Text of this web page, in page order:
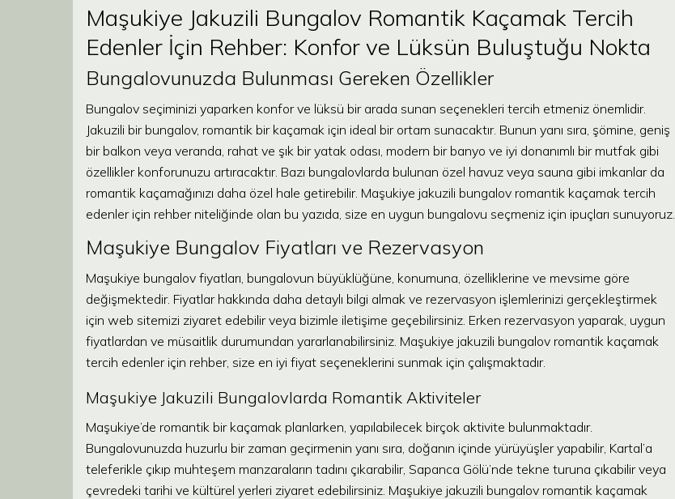
Maşukiye Jakuzili Bungalov Romantik Kaçamak Tercih
Edenler İçin Rehber: Konfor ve Lüksün Buluştuğu Nokta
Bungalovunuzda Bulunması Gereken Özellikler
Bungalov seçiminizi yaparken konfor ve lüksü bir arada sunan seçenekleri tercih etmeniz önemlidir.
Jakuzili bir bungalov, romantik bir kaçamak için ideal bir ortam sunacaktır. Bunun yanı sıra, şömine, geniş
bir balkon veya veranda, rahat ve şık bir yatak odası, modern bir banyo ve iyi donanımlı bir mutfak gibi
özellikler konforunuzu artıracaktır. Bazı bungalovlarda bulunan özel havuz veya sauna gibi imkanlar da
romantik kaçamağınızı daha özel hale getirebilir. Maşukiye jakuzili bungalov romantik kaçamak tercih
edenler için rehber niteliğinde olan bu yazıda, size en uygun bungalovu seçmeniz için ipuçları sunuyoruz.
Maşukiye Bungalov Fiyatları ve Rezervasyon
Maşukiye bungalov fiyatları, bungalovun büyüklüğüne, konumuna, özelliklerine ve mevsime göre
değişmektedir. Fiyatlar hakkında daha detaylı bilgi almak ve rezervasyon işlemlerinizi gerçekleştirmek
için web sitemizi ziyaret edebilir veya bizimle iletişime geçebilirsiniz. Erken rezervasyon yaparak, uygun
fiyatlardan ve müsaitlik durumundan yararlanabilirsiniz. Maşukiye jakuzili bungalov romantik kaçamak
tercih edenler için rehber, size en iyi fiyat seçeneklerini sunmak için çalışmaktadır.
Maşukiye Jakuzili Bungalovlarda Romantik Aktiviteler
Maşukiye’de romantik bir kaçamak planlarken, yapılabilecek birçok aktivite bulunmaktadır.
Bungalovunuzda huzurlu bir zaman geçirmenin yanı sıra, doğanın içinde yürüyüşler yapabilir, Kartal’a
teleferikle çıkıp muhteşem manzaraların tadını çıkarabilir, Sapanca Gölü’nde tekne turuna çıkabilir veya
çevredeki tarihi ve kültürel yerleri ziyaret edebilirsiniz. Maşukiye jakuzili bungalov romantik kaçamak